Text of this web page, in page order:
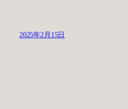
2025年2月15日